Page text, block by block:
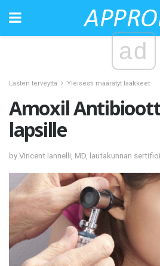
ad
Lasten terveyttä Yleisesti määrätyt lääkkeet
Amoxil
lapsille
by Vincent Iannelli, MD, lautakunnan